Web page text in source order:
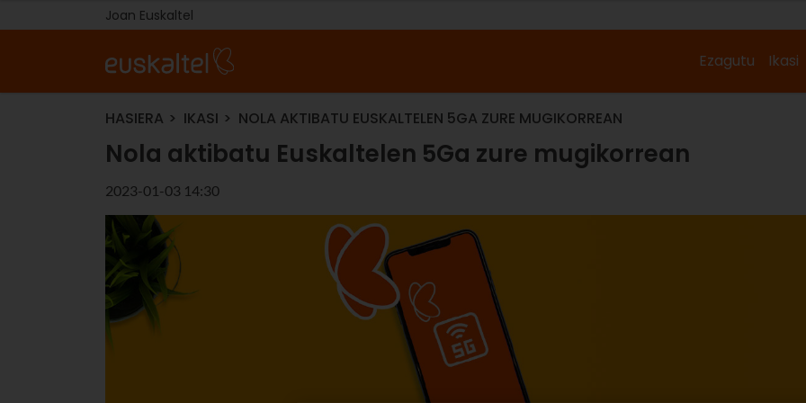
Joan Euskaltel
Ezagutu Ikasi
HASIERA IKASI NOLA AKTIBATU EUSKALTELEN 5GA ZURE MUGIKORREAN
Nola aktibatu Euskaltelen 5Ga zure mugikorrean
2023-01-03 14:30